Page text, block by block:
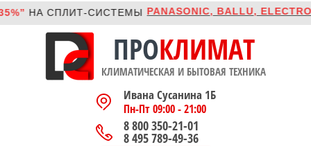
НАCПЛИТ-СИСТЕМЫ PANASONIC, BALLU,
ПРОКЛИМАТ
КЛИМАТИЧЕСКАЯ И БЫТОВАЯ ТЕХНИКА
Ивана Сусанина 1Б
Пн-Пт 09:00 - 21:00
8 800 350-21-01
8 495 789-49-36